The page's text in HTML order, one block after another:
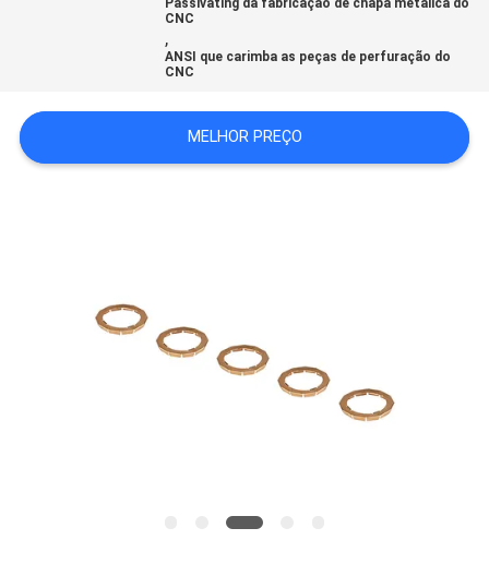
POLÍTICA
Passivating da fabricação de chapa metálica do
CNC
,
ANSI que carimba as peças de perfuração do
CNC
MELHOR PREÇO